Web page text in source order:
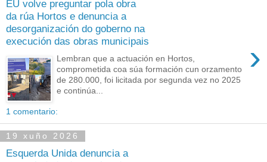
EU volve preguntar pola obra
da rúa Hortos e denuncia a
desorganización do goberno na
execución das obras municipais
›
Lembran que a actuación en Hortos,
comprometida coa súa formación cun orzamento
de 280.000, foi licitada por segunda vez no 2025
e continúa...
1 comentario:
19 xuño 2026
Esquerda Unida denuncia a